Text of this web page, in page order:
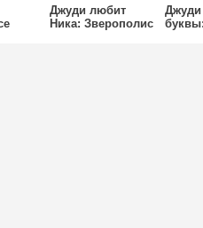
Джуди любит
Ника: Зверополис